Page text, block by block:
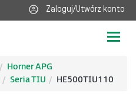
Zaloguj/Utwórz konto
Horner APG
Seria TIU HE500TIU110